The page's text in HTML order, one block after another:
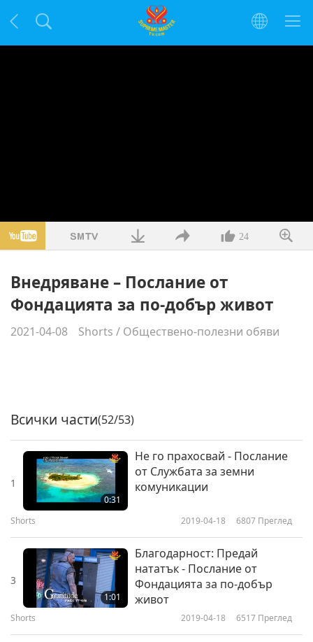
24
Внедряване – Послание от
Фондацията за по-добър живот
2021-04-08 Shorts / Обществено-полезни обяви
Всички части(52/53)
1
0:31
Не го прахосвай - Послание
от Службата за земни
комуникации
Shorts 2019-04-18 6807 Преглед
3
1:01
Благодарност: Предай
нататък - Послание от
Фондацията за по-добър
живот
Shorts 2019-04-18 6517 Преглед